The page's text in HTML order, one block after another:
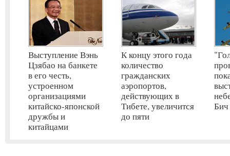
Выступление Вэнь
Цзябао на банкете
в его честь,
устроенном
организациями
китайско-японской
дружбы и
китайцами
К концу этого года
количество
гражданских
аэропортов,
действующих в
Тибете, увеличится
до пяти
Бич